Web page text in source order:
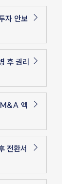
자 안보
후 권리
M&A 엑
전환서